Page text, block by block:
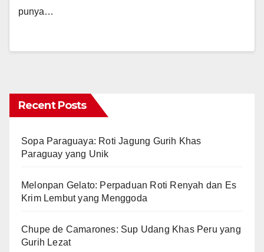
punya…
Recent Posts
Sopa Paraguaya: Roti Jagung Gurih Khas
Paraguay yang Unik
Melonpan Gelato: Perpaduan Roti Renyah dan Es
Krim Lembut yang Menggoda
Chupe de Camarones: Sup Udang Khas Peru yang
Gurih Lezat